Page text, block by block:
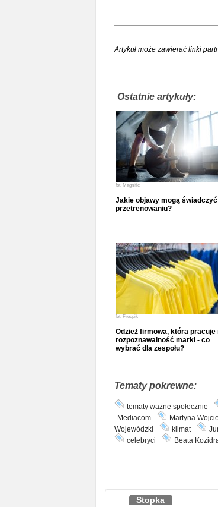
Artykuł może zawierać linki
Ostatnie artykuły:
fot. Magnific
Jakie objawy mogą świadczyć
przetrenowaniu?
fot. Freepik
Odzież firmowa, która pracuje
rozpoznawalność marki - co
wybrać dla zespołu?
Tematy pokrewne:
tematy ważne społecznie
Mediacom
Martyna
Wojewódzki
klimat
celebryci
Beata
Stopka